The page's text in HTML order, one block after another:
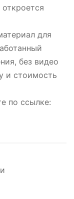
для
без видео
и стоимость
по ссылке: